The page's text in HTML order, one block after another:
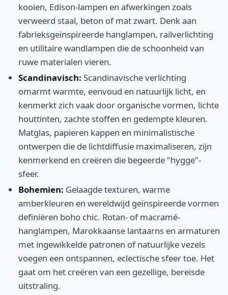
kooien, Edison-lampen en afwerkingen zoals
verweerd staal, beton of mat zwart. Denk aan
fabrieksgeïnspireerde hanglampen, railverlichting
en utilitaire wandlampen die de schoonheid van
ruwe materialen vieren.
Scandinavisch: Scandinavische verlichting
omarmt warmte, eenvoud en natuurlijk licht, en
kenmerkt zich vaak door organische vormen, lichte
houttinten, zachte stoffen en gedempte kleuren.
Matglas, papieren kappen en minimalistische
ontwerpen die de lichtdiffusie maximaliseren, zijn
kenmerkend en creëren die begeerde "hygge"-
sfeer.
Bohemien: Gelaagde texturen, warme
amberkleuren en wereldwijd geïnspireerde vormen
definiëren boho chic. Rotan- of macramé-
hanglampen, Marokkaanse lantaarns en armaturen
met ingewikkelde patronen of natuurlijke vezels
voegen een ontspannen, eclectische sfeer toe. Het
gaat om het creëren van een gezellige, bereisde
uitstraling.